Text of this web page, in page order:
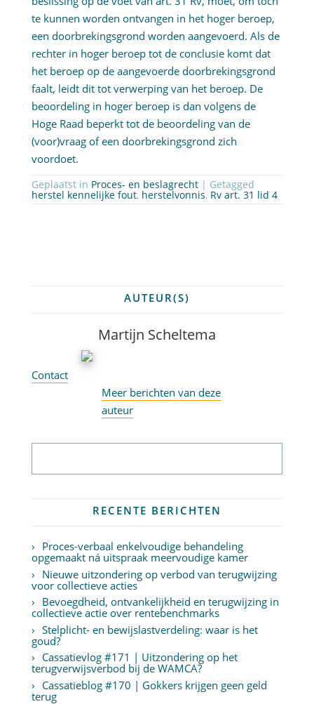
te kunnen worden ontvangen in het hoger beroep,
een doorbrekingsgrond worden aangevoerd. Als de
rechter in hoger beroep tot de conclusie komt dat
het beroep op de aangevoerde doorbrekingsgrond
faalt, leidt dit tot verwerping van het beroep. De
beoordeling in hoger beroep is dan volgens de
Hoge Raad beperkt tot de beoordeling van de
(voor)vraag of een doorbrekingsgrond zich
voordoet.
Geplaatst in Proces- en beslagrecht| Getagged
herstel kennelijke fout, herstelvonnis, Rv art. 31 lid 4
AUTEUR(S)
Martijn Scheltema
Contact
Meer berichten van deze
auteur
RECENTE BERICHTEN
Proces-verbaal enkelvoudige behandeling
opgemaakt ná uitspraak meervoudige kamer
Nieuwe uitzondering op verbod van terugwijzing
voor collectieve acties
Bevoegdheid, ontvankelijkheid en terugwijzing in
collectieve actie over rentebenchmarks
Stelplicht- en bewijslastverdeling: waar is het
goud?
Cassatievlog #171 | Uitzondering op het
terugverwijsverbod bij de WAMCA?
Cassatieblog #170 | Gokkers krijgen geen geld
terug